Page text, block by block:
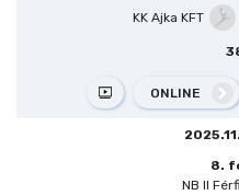
KK Ajka KFT
ONLINE
8.
NB II